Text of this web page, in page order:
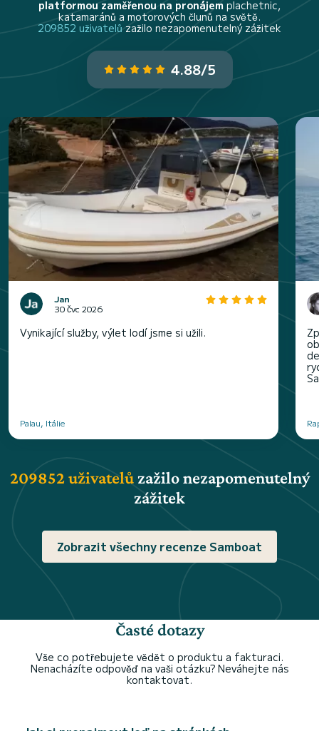
platformou zaměřenou na pronájem plachetnic,
katamaránů a motorových člunů na světě.
209852 uživatelůzažilo nezapomenutelný zážitek
4.88/5
Jan
30 čvc 2026
Vynikající služby, výlet lodí jsme si užili.
Palau, Itálie
209852 uživatelů zažilo nezapomenutelný
zážitek
Zobrazit všechny recenze Samboat
Časté dotazy
Vše co potřebujete vědět o produktu a fakturaci.
Nenacházíte odpověď na vaši otázku? Neváhejte nás
kontaktovat.